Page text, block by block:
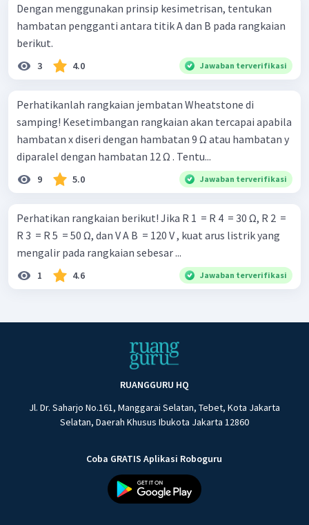
Dengan menggunakan prinsip kesimetrisan, tentukan
hambatan pengganti antara titik A dan B pada rangkaian
berikut.
3 4.0 Jawaban terverifikasi
Perhatikanlah rangkaian jembatan Wheatstone di
samping! Kesetimbangan rangkaian akan tercapai apabila
hambatan x diseri dengan hambatan 9 Ω atau hambatan y
diparalel dengan hambatan 12 Ω . Tentu...
9 5.0 Jawaban terverifikasi
Perhatikan rangkaian berikut! Jika R 1 ​ = R 4 ​ = 30 Ω, R 2 ​ =
R 3 ​ = R 5 ​ = 50 Ω, dan V A B ​ = 120 V , kuat arus listrik yang
mengalir pada rangkaian sebesar ...
1 4.6 Jawaban terverifikasi
RUANGGURU HQ
Jl. Dr. Saharjo No.161, Manggarai Selatan, Tebet, Kota Jakarta
Selatan, Daerah Khusus Ibukota Jakarta 12860
Coba GRATIS Aplikasi Roboguru